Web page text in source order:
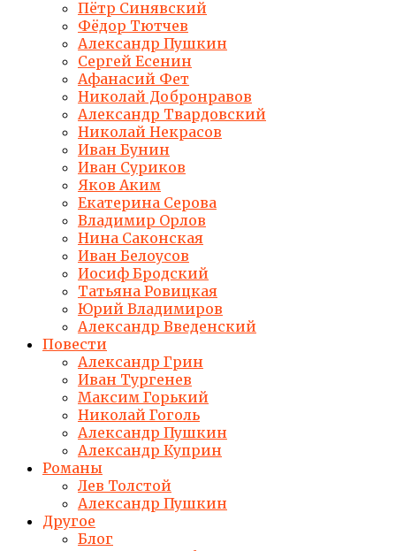
Пётр Синявский
Фёдор Тютчев
Александр Пушкин
Сергей Есенин
Афанасий Фет
Николай Добронравов
Александр Твардовский
Николай Некрасов
Иван Бунин
Иван Суриков
Яков Аким
Екатерина Серова
Владимир Орлов
Нина Саконская
Иван Белоусов
Иосиф Бродский
Татьяна Ровицкая
Юрий Владимиров
Александр Введенский
Повести
Александр Грин
Иван Тургенев
Максим Горький
Николай Гоголь
Александр Пушкин
Александр Куприн
Романы
Лев Толстой
Александр Пушкин
Другое
Блог